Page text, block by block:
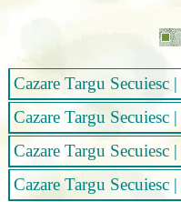
Cazare Targu Secuiesc |
Cazare Targu Secuiesc |
Cazare Targu Secuiesc |
Cazare Targu Secuiesc |